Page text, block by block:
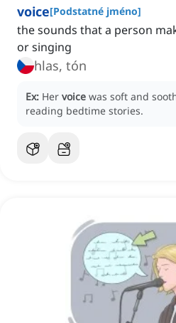
voice[Podstatné jméno]
the sounds that a person
or singing
hlas, tón
Ex: Her voice was soft and
reading bedtime stories.